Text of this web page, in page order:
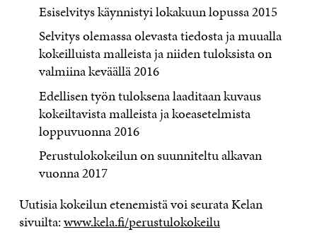
Esiselvitys käynnistyi lokakuun lopussa 2015
Selvitys olemassa olevasta tiedosta ja muualla
kokeilluista malleista ja niiden tuloksista on
valmiina keväällä 2016
Edellisen työn tuloksena laaditaan kuvaus
kokeiltavista malleista ja koeasetelmista
loppuvuonna 2016
Perustulokokeilun on suunniteltu alkavan
vuonna 2017
Uutisia kokeilun etenemistä voi seurata Kelan
sivuilta:www.kela.fi/perustulokokeilu